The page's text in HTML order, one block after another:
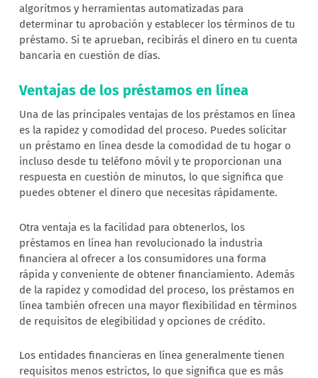
algoritmos y herramientas automatizadas para
determinar tu aprobación y establecer los términos de tu
préstamo. Si te aprueban, recibirás el dinero en tu cuenta
bancaria en cuestión de días.
Ventajas de los préstamos en línea
Una de las principales ventajas de los préstamos en línea
es la rapidez y comodidad del proceso. Puedes solicitar
un préstamo en línea desde la comodidad de tu hogar o
incluso desde tu teléfono móvil y te proporcionan una
respuesta en cuestión de minutos, lo que significa que
puedes obtener el dinero que necesitas rápidamente.
Otra ventaja es la facilidad para obtenerlos, los
préstamos en línea han revolucionado la industria
financiera al ofrecer a los consumidores una forma
rápida y conveniente de obtener financiamiento. Además
de la rapidez y comodidad del proceso, los préstamos en
línea también ofrecen una mayor flexibilidad en términos
de requisitos de elegibilidad y opciones de crédito.
Los entidades financieras en línea generalmente tienen
requisitos menos estrictos, lo que significa que es más